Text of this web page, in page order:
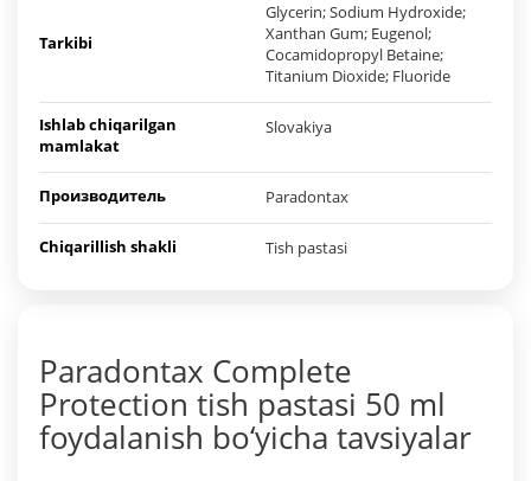
Tarkibi
Glycerin; Sodium Hydroxide;
Xanthan Gum; Eugenol;
Cocamidopropyl Betaine;
Titanium Dioxide; Fluoride
Ishlab chiqarilgan
mamlakat
Slovakiya
Производитель Paradontax
Chiqarillish shakli Tish pastasi
Paradontax Complete
Protection tish pastasi 50 ml
foydalanish bo‘yicha tavsiyalar